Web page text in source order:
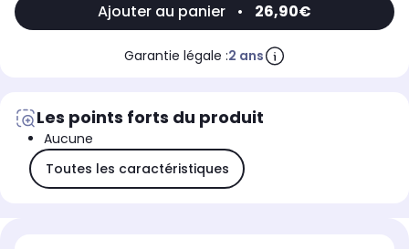
Ajouter au panier • 26,90€
Garantie légale :2 ans
Les points forts du produit
Aucune
Toutes les caractéristiques